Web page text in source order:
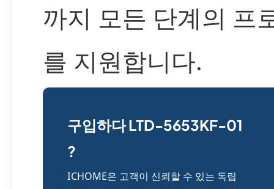
까지 모든 단계의 프
를 지원합니다.
구입하다 LTD-5653KF-01
?
ICHOME은 고객이 신뢰할 수 있는 독립